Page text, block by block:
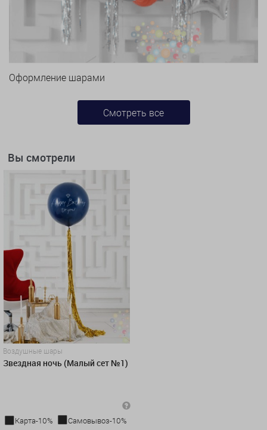
Оформление шарами
Смотреть все
Вы смотрели
Воздушные шары
Звездная ночь (Малый сет №1)
Карта-10%
Самовывоз-10%